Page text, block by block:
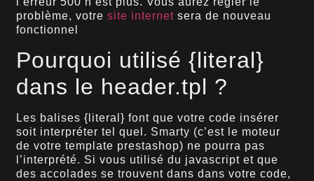
problème, votresite internet sera de nouveau
fonctionnel
Pourquoi utilisé {literal}
dans le header.tpl ?
Les balises {literal} font que votre code insérer
soit interpréter tel quel. Smarty (c’est le moteur
de votre template prestashop) ne pourra pas
l’interprété. Si vous utilisé du javascript et que
des accolades se trouvent dans dans votre code,